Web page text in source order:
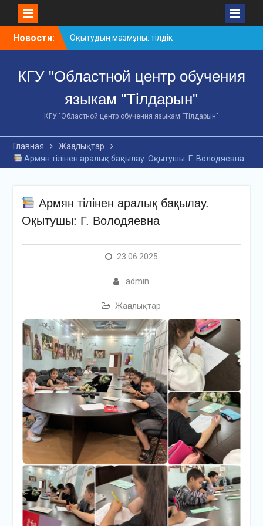
Новости:
Оқытудың мазмұны: тілдік
дағдылар және
стратегиялар
АХМЕТ БАЙТҰРСЫНҰЛЫ
АТЫНДАҒЫ «ҮЗДІК
ОҚЫТУШЫ-2026»
«Мемлекеттік тіл –
Тәуелсіздік символы»
облыстық байқауы
КГУ "Областной центр обучения
языкам "Тілдарын"
КГУ "Областной центр обучения языкам "Тілдарын"
Главная
Жаңалықтар
Армян тілінен аралық бақылау. Оқытушы: Г. Володяевна
Армян тілінен аралық бақылау.
Оқытушы: Г. Володяевна
23.06.2025
admin
Жаңалықтар